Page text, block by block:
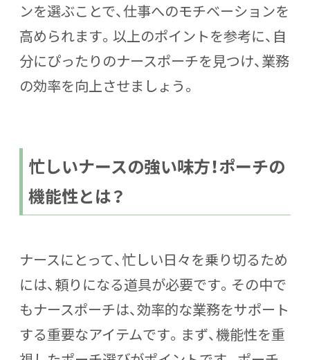
ンを選ぶことで、仕事へのモチベーションを
高められます。以上のポイントを参考に、自
分にぴったりのナースポーチを見つけ、業務
の効率を向上させましょう。
忙しいナースの強い味方！ポーチの
機能性とは？
ナースにとって、忙しい日々を乗り切るため
には、頼りになる道具が必要です。その中で
もナースポーチは、効率的な業務をサポート
する重要なアイテムです。まず、機能性を重